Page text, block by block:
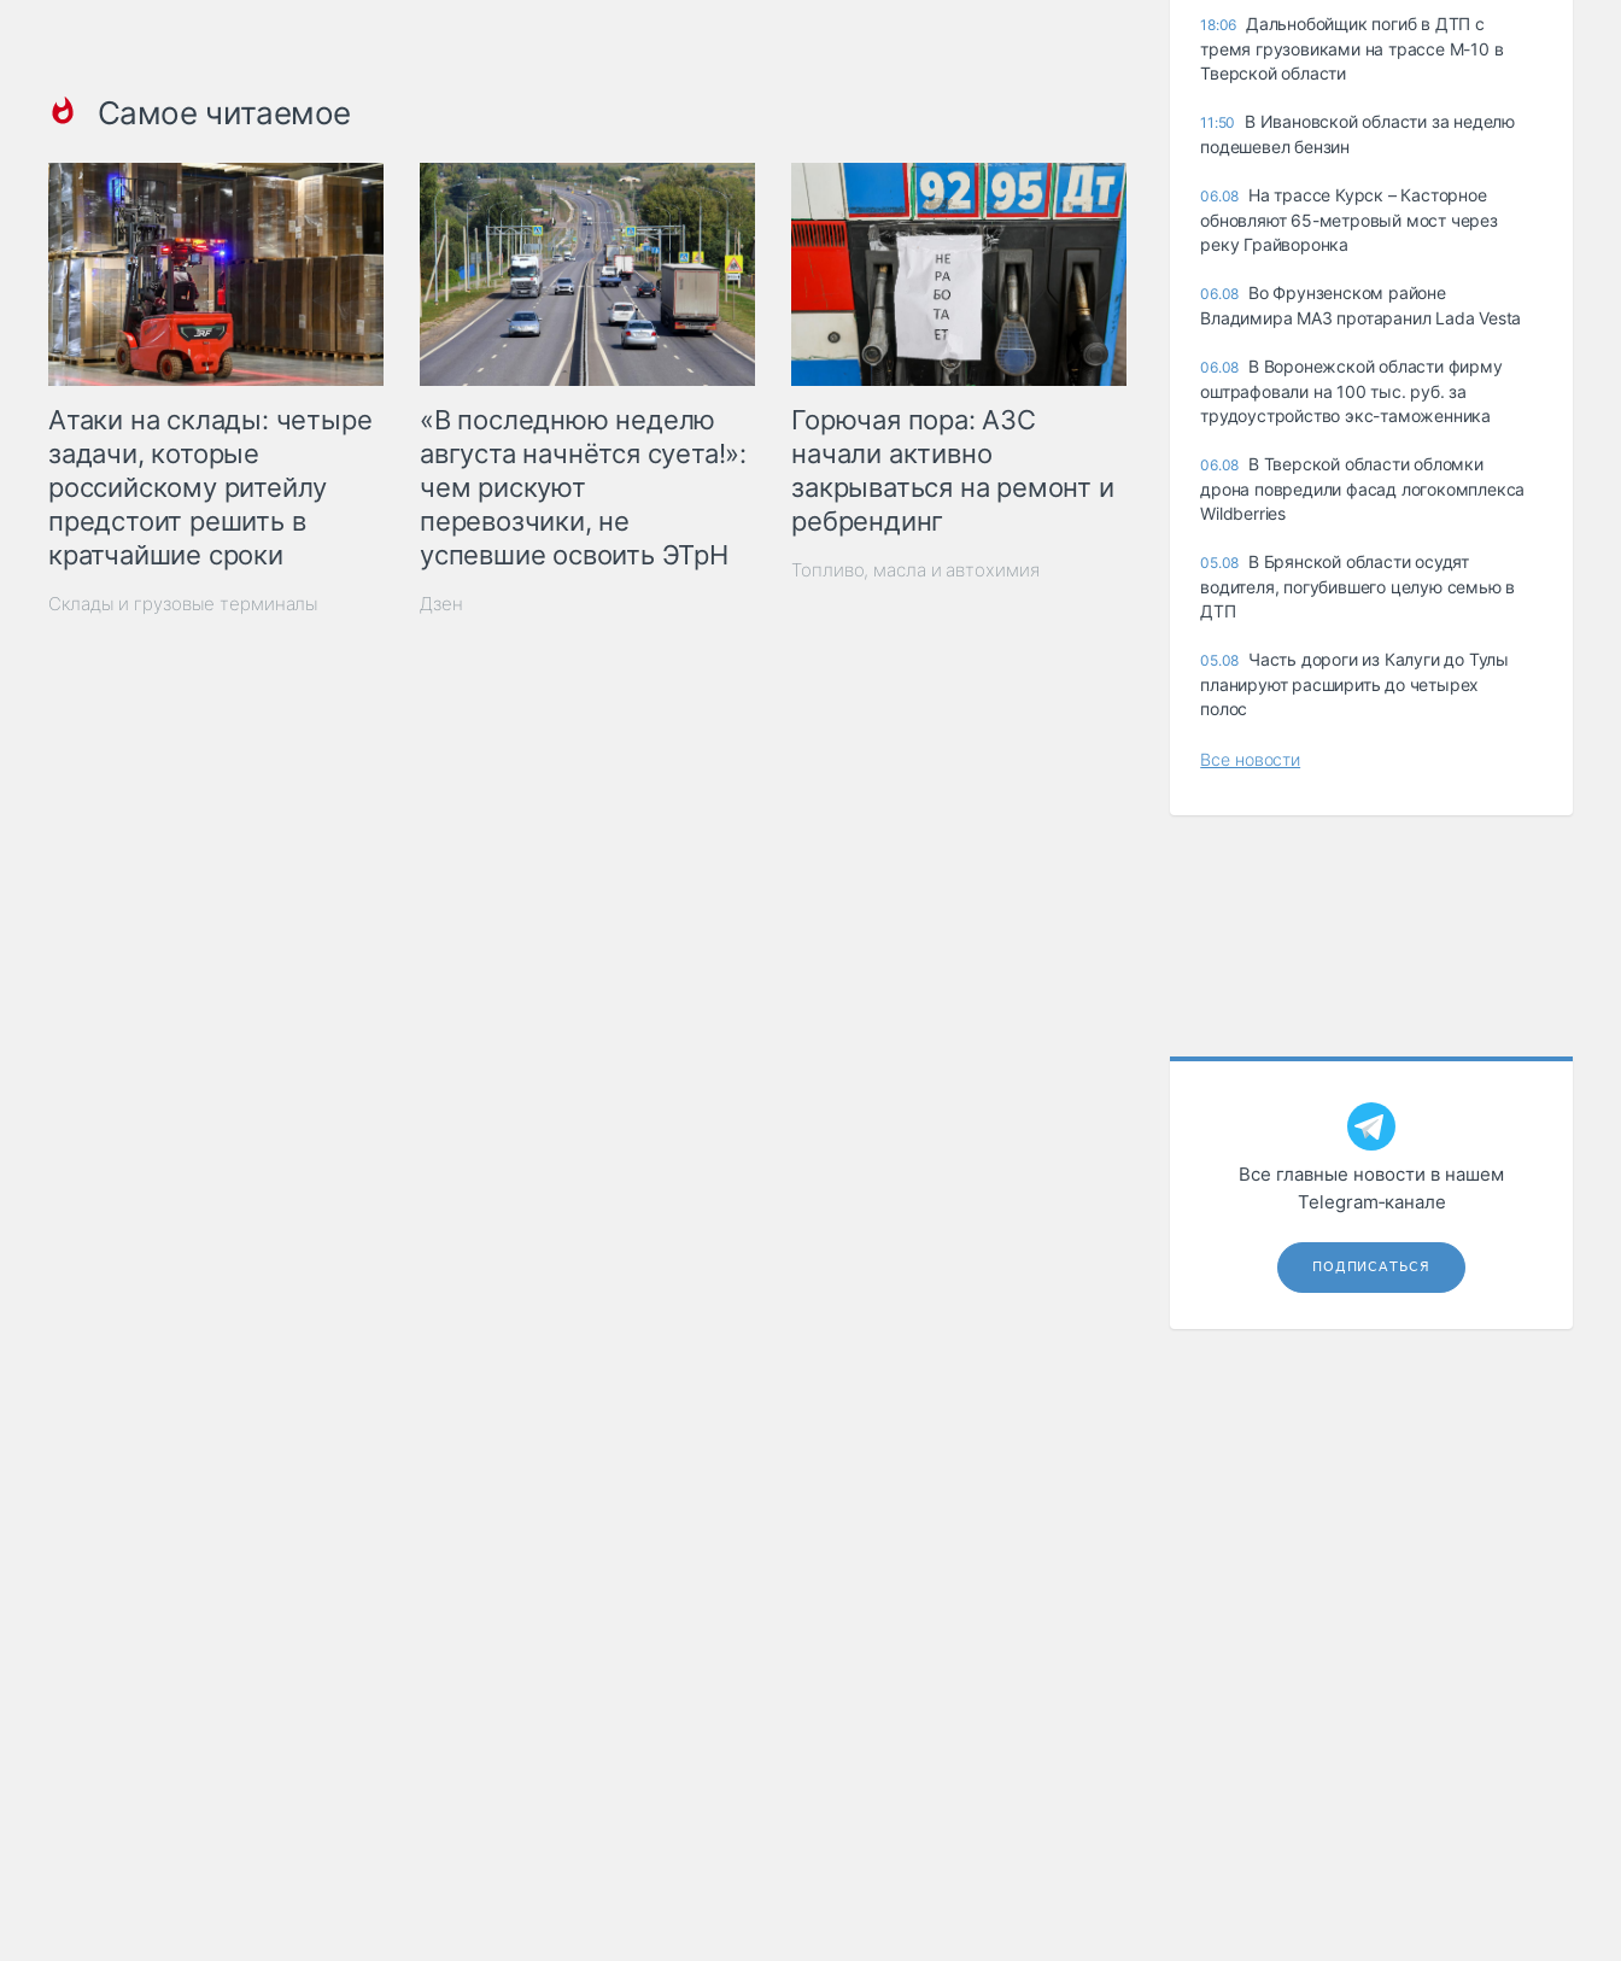
Самое читаемое
Атаки на склады: четыре
задачи, которые
российскому ритейлу
предстоит решить в
кратчайшие сроки
Склады и грузовые терминалы
«В последнюю неделю
августа начнётся суета!»:
чем рискуют
перевозчики, не
успевшие освоить ЭТрН
Дзен
Горючая пора: АЗС
начали активно
закрываться на ремонт и
ребрендинг
Топливо, масла и автохимия
18:06 Дальнобойщик погиб в ДТП с
тремя грузовиками на трассе М-10 в
Тверской области
11:50
В Ивановской области за неделю
подешевел бензин
06.08 На трассе Курск – Касторное
обновляют 65-метровый мост через
реку Грайворонка
06.08 Во Фрунзенском районе
Владимира МАЗ протаранил Lada Vesta
06.08 В Воронежской области фирму
оштрафовали на 100 тыс. руб. за
трудоустройство экс-таможенника
06.08 В Тверской области обломки
дрона повредили фасад логокомплекса
Wildberries
05.08 В Брянской области осудят
водителя, погубившего целую семью в
ДТП
05.08 Часть дороги из Калуги до Тулы
планируют расширить до четырех
полос
Все новости
Все главные новости в нашем
Telegram‑канале
ПОДПИСАТЬСЯ